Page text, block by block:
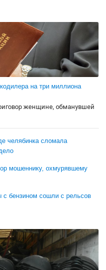
на три миллиона
женщине, обманувшей
челябинка сломала
мошеннику, охмурявшему
с бензином сошли с рельсов